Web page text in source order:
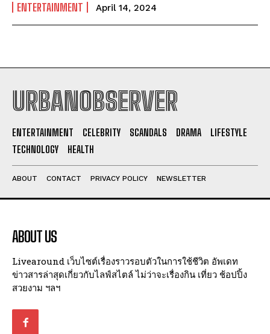
I've read and accept the
ENTERTAINMENT April 14, 2024
URBANOBSERVER
ENTERTAINMENT CELEBRITY SCANDALS DRAMA
LIFESTYLE
TECHNOLOGY
HEALTH
ABOUT CONTACT PRIVACY POLICY NEWSLETTER
ABOUT US
Livearound เว็บไซต์เรื่องราวรอบตัวในการใช้ชีวิต อัพเดท
ข่าวสารล่าสุดเกี่ยวกับไลฟ์สไตล์ ไม่ว่าจะเรื่องกิน เที่ยว ช้อปปิ้ง
สวยงาม ฯลฯ